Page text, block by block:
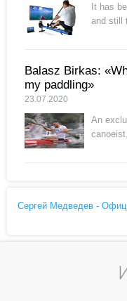
It has
and still
Balasz Birkas:
my paddling»
23.07.2020
An
Сергей Медведев -